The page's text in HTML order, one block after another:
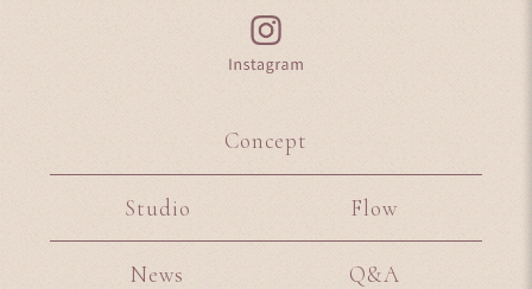
Concept
Studio Flow
News Q&A